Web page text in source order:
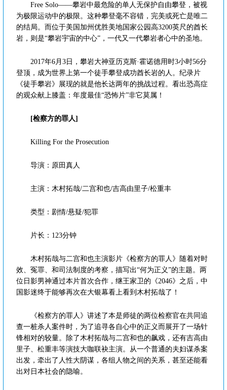
Free Solo——攀岩中最危险的单人无保护自由攀登，被视
为极限运动中的极限。这种攀登毫不容错，完美或死亡是唯二
的结局。而位于美国加州优胜美地国家公园高3200英尺的酋长
岩，则是“攀岩宇宙的中心”，一代又一代攀岩者心中的圣地。
2017年6月3日，攀岩大神亚历克斯·霍诺德用时3小时56分
登顶，成为世界上第一个徒手攀登成功酋长岩的人。纪录片
《徒手攀岩》展现的就是他长达两年的挑战过程。看出恐高症
的观众献上膝盖：年度最佳“恐怖片”非它莫属！
[检察方的罪人]
Killing For the Prosecution
导演：原田真人
主演：木村拓哉/二宫和也/吉高由里子/松重丰
类型：剧情/悬疑/犯罪
片长：123分钟
木村拓哉与二宫和也主演影片《检察方的罪人》随着对时
效、冤罪、和司法制度的考察，描写出“何为正义”的主题。两
位日影男神通过本片首次合作，继王家卫的《2046》之后，中
国影迷终于能够再次在大银幕看上看到木村拓哉了！
《检察方的罪人》讲述了本是师徒的两位检察官在共同追
查一桩杀人案件时，为了追寻各自心中的正义而展开了一场针
锋相对的较量。除了木村拓哉与二宫和也的飙戏，还有吉高由
里子、松重丰等演技大咖联袂主演。从一个普通的夫妇谋杀案
出发，牵出了人性大阴谋，各组人物之间的关系，甚至还能看
出对日本社会的隐喻。